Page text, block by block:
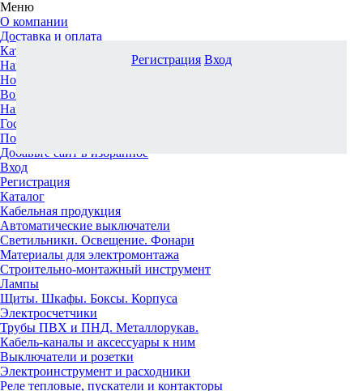
Меню
О компании
Доставка и оплата
Каталог
Наши офисы
Новости и новинки
Вопрос-ответ
Наша команда
Гос. заказчикам
Поставщикам
Добавьте сайт в избранное
Вход
Регистрация
Каталог
Кабельная продукция
Автоматические выключатели
Светильники. Освещение. Фонари
Материалы для электромонтажа
Строительно-монтажный инструмент
Лампы
Щиты. Шкафы. Боксы. Корпуса
Электросчетчики
Трубы ПВХ и ПНД. Металлорукав.
Кабель-каналы и аксессуары к ним
Выключатели и розетки
Электроинструмент и расходники
Реле тепловые, пускатели и контакторы
Регистрация Вход